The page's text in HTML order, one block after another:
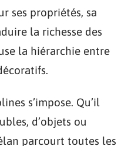
ses propriétés, sa
la richesse des
la hiérarchie entre
s’impose. Qu’il
d’objets ou
parcourt toutes les